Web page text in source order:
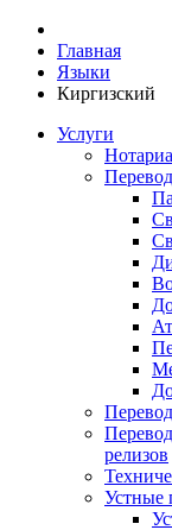
Главная
Языки
Киргизский
Услуги
релизов
Устные